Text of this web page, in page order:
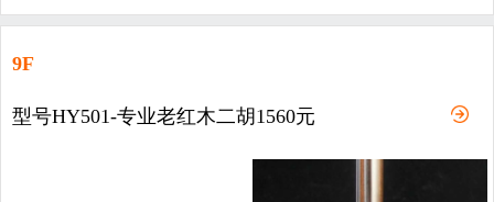
9F
型号HY501-专业老红木二胡1560元